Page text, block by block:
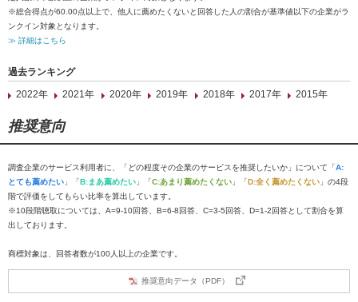
※総合得点が60.00点以上で、他人に薦めたくないと回答した人の割合が基準値以下の企業がラ
ンクイン対象となります。
≫ 詳細はこちら
過去ランキング
2022年
2021年 2020年 2019年 2018年 2017年 2015年
推奨意向
調査企業のサービス利用者に、「どの程度その企業のサービスを推奨したいか」について「A:
とても薦めたい 」「B:まあ薦めたい 」「C:あまり薦めたくない 」「D:全く薦めたくない 」の4段
階で評価をしてもらい比率を算出しています。
※10段階聴取については、A=9-10回答、B=6-8回答、C=3-5回答、D=1-2回答として割合を算
出しております。
商標対象は、回答者数が100人以上の企業です。
推奨意向データ（PDF）